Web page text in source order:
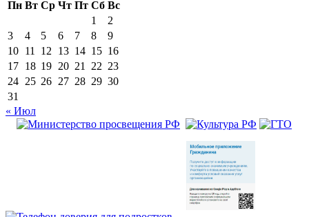
Пн Вт Ср Чт Пт Сб Вс
1
2
3
4 5 6 7 8
9
10 11 12 13 14 15 16
17 18 19 20 21 22 23
24 25 26 27 28 29 30
31
« Июл